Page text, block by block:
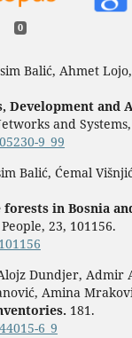
0
Balić, Ahmet
Development and
and Systems,
9_99
Balić, Ćemal
forests in Bosnia
23, 101156.
Dundjer, Admir
Amina
181.
6_9